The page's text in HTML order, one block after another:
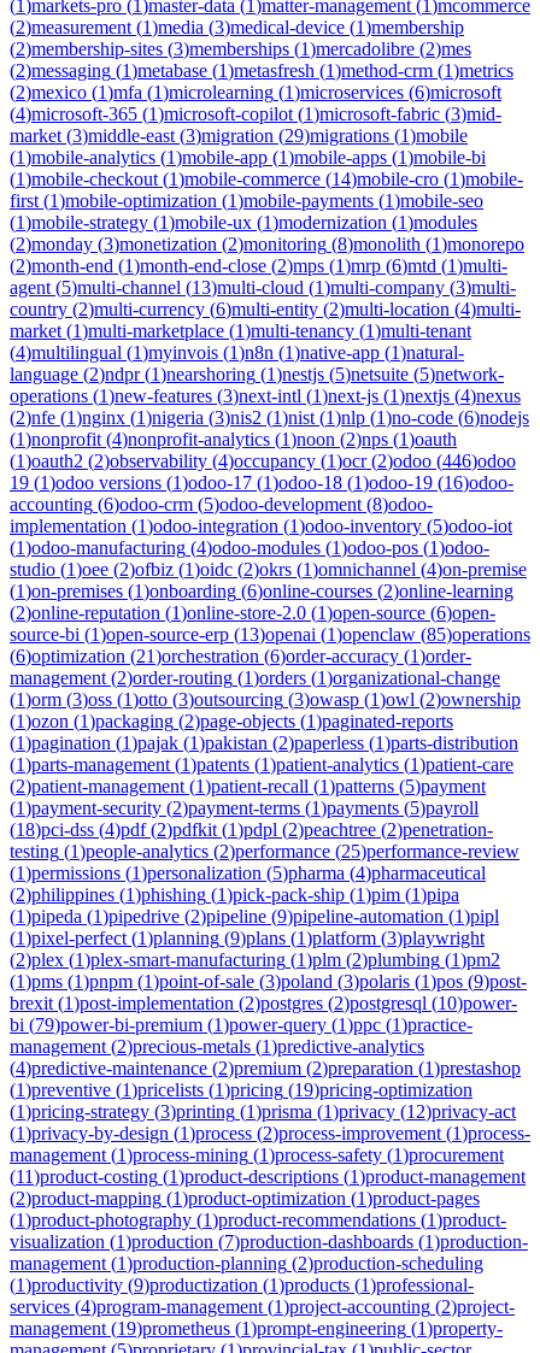
(1)markets-pro (1)master-data (1)matter-management (1)mcommerce
(2)measurement (1)media (3)medical-device (1)membership
(2)membership-sites (3)memberships (1)mercadolibre (2)mes
(2)messaging (1)metabase (1)metasfresh (1)method-crm (1)metrics
(2)mexico (1)mfa (1)microlearning (1)microservices (6)microsoft
(4)microsoft-365 (1)microsoft-copilot (1)microsoft-fabric (3)mid-
market (3)middle-east (3)migration (29)migrations (1)mobile
(1)mobile-analytics (1)mobile-app (1)mobile-apps (1)mobile-bi
(1)mobile-checkout (1)mobile-commerce (14)mobile-cro (1)mobile-
first (1)mobile-optimization (1)mobile-payments (1)mobile-seo
(1)mobile-strategy (1)mobile-ux (1)modernization (1)modules
(2)monday (3)monetization (2)monitoring (8)monolith (1)monorepo
(2)month-end (1)month-end-close (2)mps (1)mrp (6)mtd (1)multi-
agent (5)multi-channel (13)multi-cloud (1)multi-company (3)multi-
country (2)multi-currency (6)multi-entity (2)multi-location (4)multi-
market (1)multi-marketplace (1)multi-tenancy (1)multi-tenant
(4)multilingual (1)myinvois (1)n8n (1)native-app (1)natural-
language (2)ndpr(1)nearshoring (1)nestjs (5)netsuite (5)network-
operations (1)new-features (3)next-intl (1)next-js (1)nextjs (4)nexus
(2)nfe (1)nginx (1)nigeria (3)nis2 (1)nist (1)nlp (1)no-code (6)nodejs
(1)nonprofit (4)nonprofit-analytics (1)noon (2)nps (1)oauth
(1)oauth2 (2)observability (4)occupancy (1)ocr(2)odoo (446)odoo
19 (1)odoo versions (1)odoo-17 (1)odoo-18 (1)odoo-19 (16)odoo-
accounting (6)odoo-crm (5)odoo-development (8)odoo-
implementation (1)odoo-integration (1)odoo-inventory (5)odoo-iot
(1)odoo-manufacturing (4)odoo-modules (1)odoo-pos (1)odoo-
studio (1)oee (2)ofbiz (1)oidc (2)okrs (1)omnichannel (4)on-premise
(1)on-premises (1)onboarding (6)online-courses (2)online-learning
(2)online-reputation (1)online-store-2.0 (1)open-source (6)open-
source-bi (1)open-source-erp (13)openai (1)openclaw (85)operations
(6)optimization (21)orchestration (6)order-accuracy (1)order-
management (2)order-routing (1)orders (1)organizational-change
(1)orm (3)oss (1)otto (3)outsourcing (3)owasp (1)owl (2)ownership
(1)ozon (1)packaging (2)page-objects (1)paginated-reports
(1)pagination (1)pajak (1)pakistan (2)paperless (1)parts-distribution
(1)parts-management (1)patents (1)patient-analytics (1)patient-care
(2)patient-management (1)patient-recall (1)patterns (5)payment
(1)payment-security (2)payment-terms (1)payments (5)payroll
(18)pci-dss (4)pdf(2)pdfkit (1)pdpl (2)peachtree (2)penetration-
testing (1)people-analytics (2)performance (25)performance-review
(1)permissions (1)personalization (5)pharma (4)pharmaceutical
(2)philippines (1)phishing (1)pick-pack-ship (1)pim (1)pipa
(1)pipeda (1)pipedrive (2)pipeline (9)pipeline-automation (1)pipl
(1)pixel-perfect (1)planning (9)plans (1)platform (3)playwright
(2)plex (1)plex-smart-manufacturing (1)plm (2)plumbing (1)pm2
(1)pms (1)pnpm (1)point-of-sale (3)poland (3)polaris (1)pos (9)post-
brexit (1)post-implementation (2)postgres (2)postgresql (10)power-
bi (79)power-bi-premium (1)power-query (1)ppc (1)practice-
management (2)precious-metals (1)predictive-analytics
(4)predictive-maintenance (2)premium (2)preparation (1)prestashop
(1)preventive (1)pricelists (1)pricing (19)pricing-optimization
(1)pricing-strategy (3)printing (1)prisma (1)privacy (12)privacy-act
(1)privacy-by-design (1)process (2)process-improvement (1)process-
management (1)process-mining (1)process-safety (1)procurement
(11)product-costing (1)product-descriptions (1)product-management
(2)product-mapping (1)product-optimization (1)product-pages
(1)product-photography (1)product-recommendations (1)product-
visualization (1)production (7)production-dashboards (1)production-
management (1)production-planning (2)production-scheduling
(1)productivity (9)productization (1)products (1)professional-
services (4)program-management (1)project-accounting (2)project-
management (19)prometheus (1)prompt-engineering (1)property-